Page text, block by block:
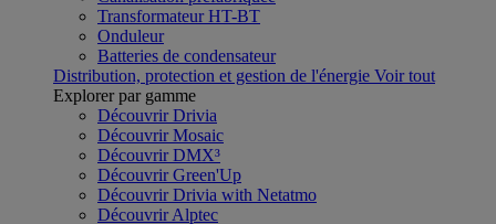
Transformateur HT-BT
Onduleur
Batteries de condensateur
Distribution, protection et gestion de l'énergie Voir tout
Explorer par gamme
Découvrir Drivia
Découvrir Mosaic
Découvrir DMX³
Découvrir Green'Up
Découvrir Drivia with Netatmo
Découvrir Alptec